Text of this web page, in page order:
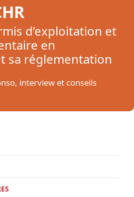
d’exploitation et
en
sa réglementation
interview et conseils